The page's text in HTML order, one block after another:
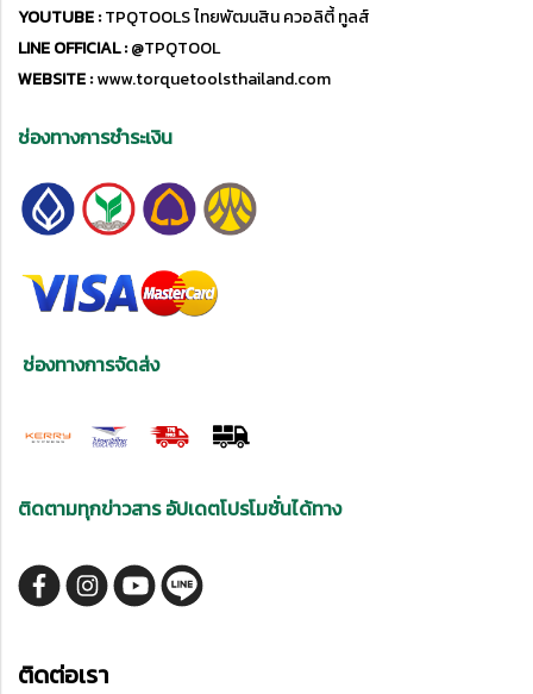
YOUTUBE :TPQTOOLS ไทยพัฒนสิน ควอลิตี้ ทูลส์
LINE OFFICIAL :@TPQTOOL
WEBSITE :www.torquetoolsthailand.com
ช่องทางการชำระเงิน
ช่องทางการจัดส่ง
ติดตามทุกข่าวสาร อัปเดตโปรโมชั่นได้ทาง
ติดต่อเรา